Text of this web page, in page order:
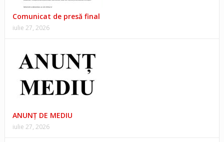
Comunicat de presă final
iulie 27, 2026
ANUNŢ DE MEDIU
iulie 27, 2026